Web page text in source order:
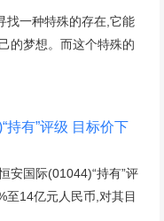
找一种特殊的存在,它能
的梦想。而这个特殊的
持有”评级 目标价下
安国际(01044)“持有”评
至14亿元人民币,对其目